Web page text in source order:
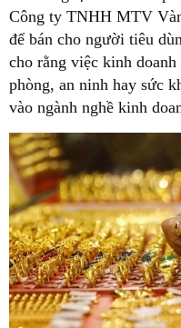
Công ty TNHH MTV
để bán cho người tiêu
cho rằng việc kinh
phòng, an ninh hay sức
vào ngành nghề kinh